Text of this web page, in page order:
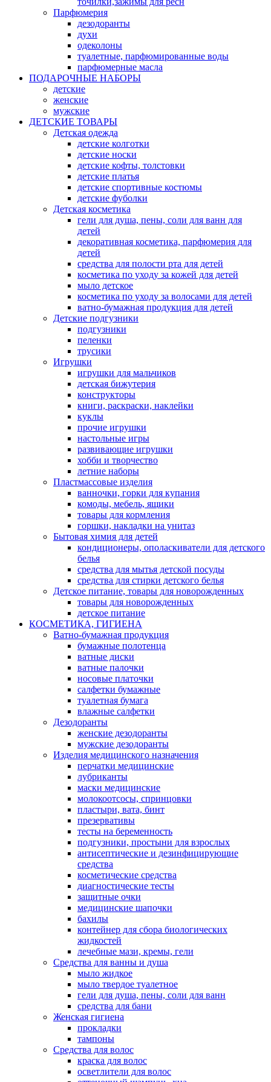
Парфюмерия
дезодоранты
духи
одеколоны
туалетные, парфюмированные воды
парфюмерные масла
ПОДАРОЧНЫЕ НАБОРЫ
детские
женские
мужские
ДЕТСКИЕ ТОВАРЫ
Детская одежда
детские колготки
детские носки
детские кофты, толстовки
детские платья
детские спортивные костюмы
детские фуболки
Детская косметика
гели для душа, пены, соли для ванн для
детей
декоративная косметика, парфюмерия для
детей
средства для полости рта для детей
косметика по уходу за кожей для детей
мыло детское
косметика по уходу за волосами для детей
ватно-бумажная продукция для детей
Детские подгузники
подгузники
пеленки
трусики
Игрушки
игрушки для мальчиков
детская бижутерия
конструкторы
книги, раскраски, наклейки
куклы
прочие игрушки
настольные игры
развивающие игрушки
хобби и творчество
летние наборы
Пластмассовые изделия
ванночки, горки для купания
комоды, мебель, ящики
товары для кормления
горшки, накладки на унитаз
Бытовая химия для детей
кондиционеры, ополаскиватели для детского
белья
средства для мытья детской посуды
средства для стирки детского белья
Детское питание, товары для новорожденных
товары для новорожденных
детское питание
КОСМЕТИКА, ГИГИЕНА
Ватно-бумажная продукция
бумажные полотенца
ватные диски
ватные палочки
носовые платочки
салфетки бумажные
туалетная бумага
влажные салфетки
Дезодоранты
женские дезодоранты
мужские дезодоранты
Изделия медицинского назначения
перчатки медицинские
лубриканты
маски медицинские
молокоотсосы, спринцовки
пластыри, вата, бинт
презервативы
тесты на беременность
подгузники, простыни для взрослых
антисептические и дезинфицирующие
средства
косметические средства
диагностические тесты
защитные очки
медицинские шапочки
бахилы
контейнер для сбора биологических
жидкостей
лечебные мази, кремы, гели
Средства для ванны и душа
мыло жидкое
мыло твердое туалетное
гели для душа, пены, соли для ванн
средства для бани
Женская гигиена
прокладки
тампоны
Средства для волос
краска для волос
осветлители для волос